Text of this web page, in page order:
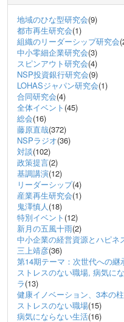
地域のひな型研究会(9)
都市再生研究会(1)
組織のリーダーシップ研究会
中小零細企業研究会(3)
スピンアウト研究会(4)
NSP投資銀行研究会(9)
LOHASジャパン研究会(1)
合同研究会(4)
全体イベント (45)
総会(16)
藤原直哉(372)
NSPラジオ(36)
対談(102)
政策提言(2)
基調講演(12)
リーダーシップ(4)
産業再生研究会(1)
鬼澤慎人(18)
特別イベント (12)
新月の五風十雨(2)
中小企業の経営資源とハピネ
三上靖彦(36)
第14期テーマ：次世代への継
ストレスのない職場, 病気に
ラ(13)
健康イノベーション、3本の柱
ストレスのない職場(15)
病気にならない生活(16)